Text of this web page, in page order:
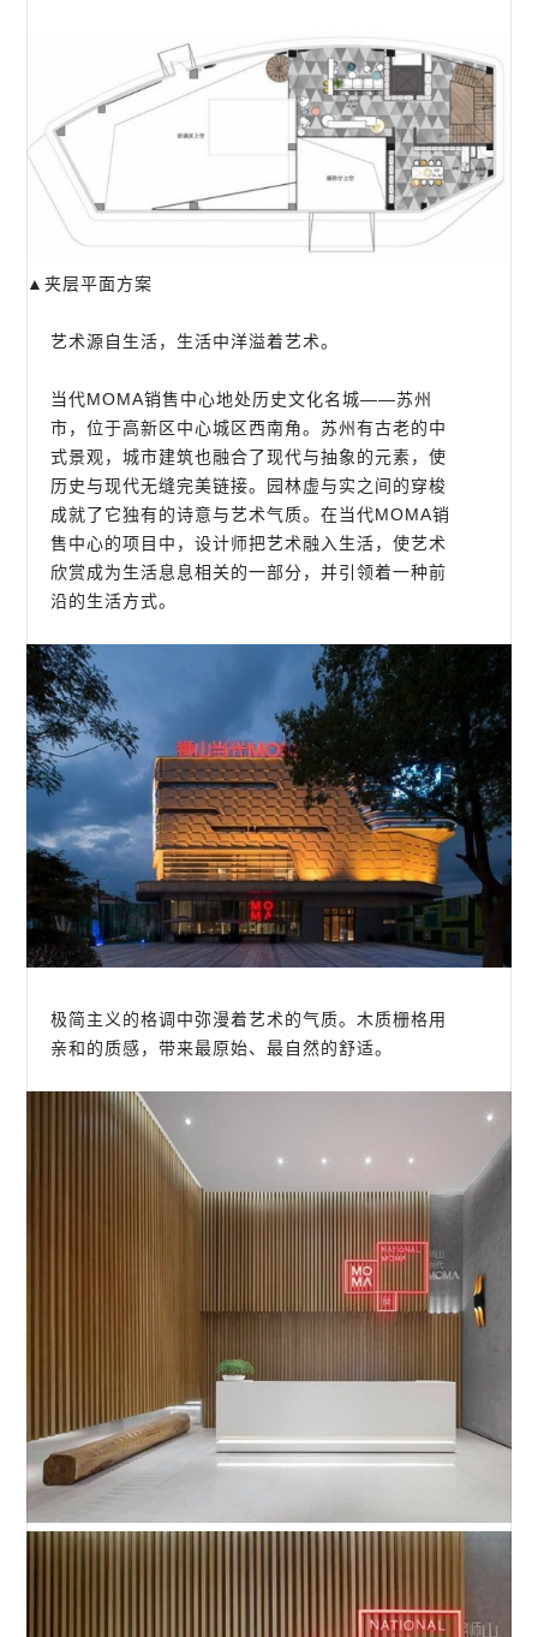
▲夹层平面方案
艺术源自生活，生活中洋溢着艺术。
当代MOMA销售中心地处历史文化名城——苏州
市，位于高新区中心城区西南角。苏州有古老的中
式景观，城市建筑也融合了现代与抽象的元素，使
历史与现代无缝完美链接。园林虚与实之间的穿梭
成就了它独有的诗意与艺术气质。在当代MOMA销
售中心的项目中，设计师把艺术融入生活，使艺术
欣赏成为生活息息相关的一部分，并引领着一种前
沿的生活方式。
极简主义的格调中弥漫着艺术的气质。木质栅格用
亲和的质感，带来最原始、最自然的舒适。